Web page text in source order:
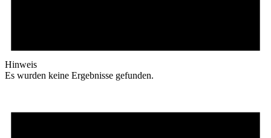
Hinweis
Es wurden keine Ergebnisse gefunden.